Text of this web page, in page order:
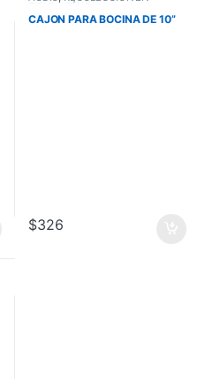
TIENDA FÍSICA
CAJON PARA BOCINA DE 10”
$326